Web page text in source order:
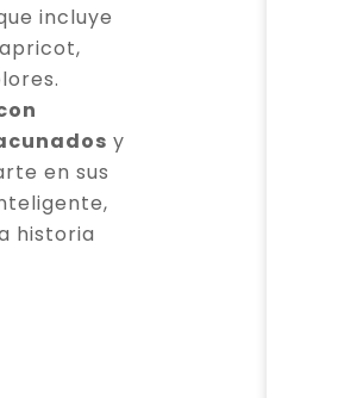
incluye
y
en sus
historia